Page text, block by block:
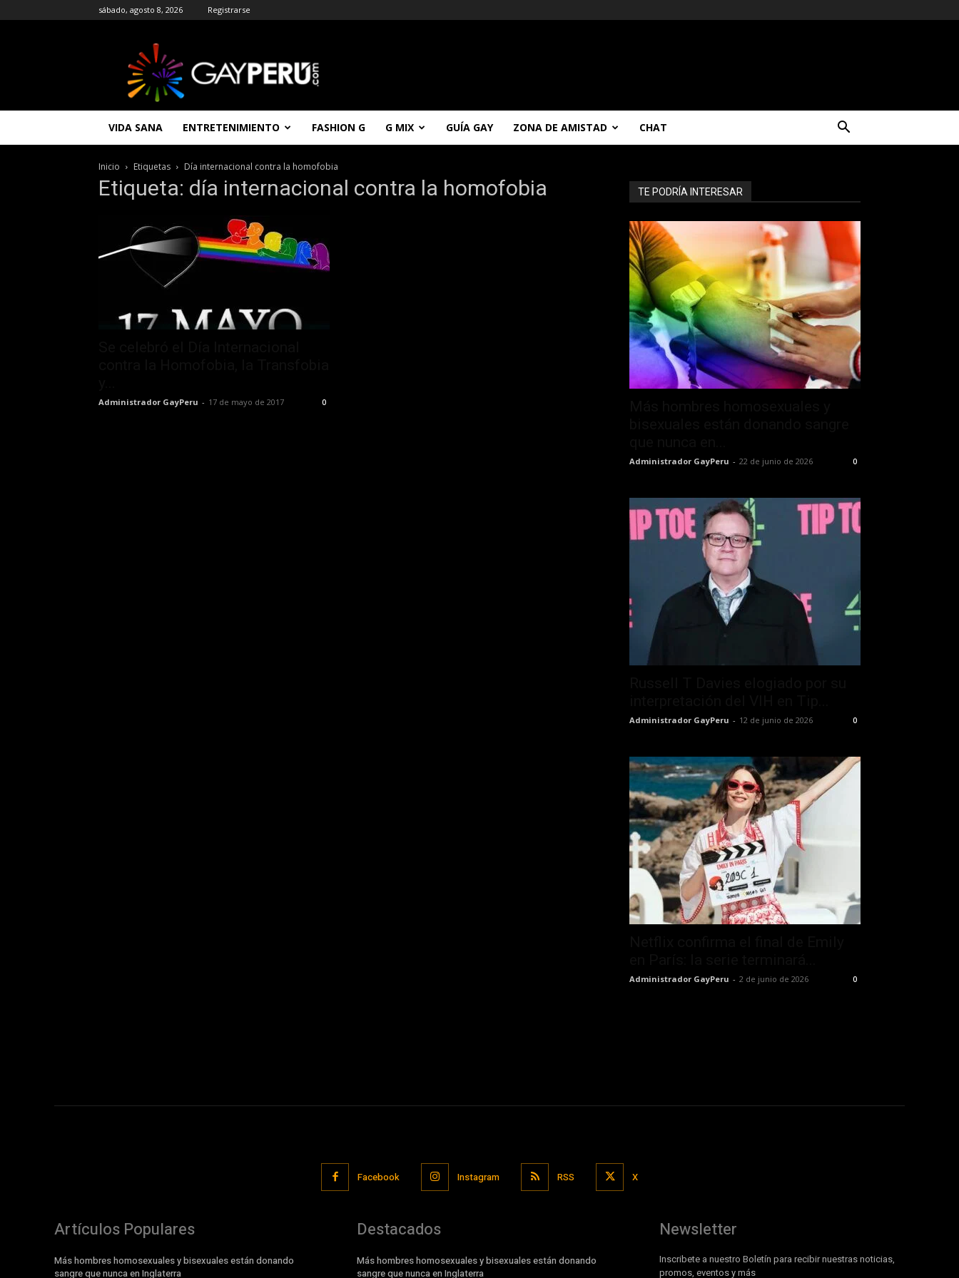
sábado, agosto 8, 2026 Registrarse
|
Entretenimiento
Noticias
Chat
Gay
Gratis
VIDA SANA ENTRETENIMIENTO FASHION G G MIX GUÍA GAY ZONA DE AMISTAD CHAT
Inicio Etiquetas Día internacional contra la homofobia
Etiqueta: día internacional contra la homofobia
Administrador GayPeru - 17 de mayo de 2017 0
TE PODRÍA INTERESAR
Administrador GayPeru - 22 de junio de 2026 0
Administrador GayPeru - 12 de junio de 2026 0
Administrador GayPeru - 2 de junio de 2026 0
Facebook Instagram RSS X
Artículos Populares
Más hombres homosexuales y bisexuales están donando
sangre que nunca en Inglaterra
Destacados
Más hombres homosexuales y bisexuales están donando
sangre que nunca en Inglaterra
Newsletter
Inscribete a nuestro Boletín para recibir nuestras noticias,
promos, eventos y más